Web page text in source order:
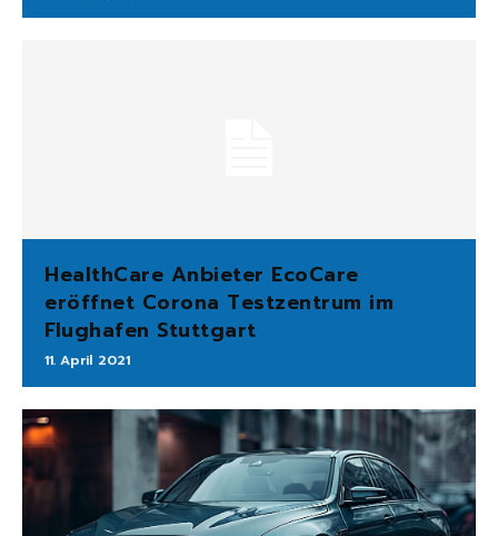
HealthCare Anbieter EcoCare
eröffnet Corona Testzentrum im
Flughafen Stuttgart
11. April 2021